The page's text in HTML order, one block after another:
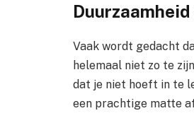
Vaak wordt gedacht
helemaal niet zo te
dat je niet hoeft in te
een prachtige matte